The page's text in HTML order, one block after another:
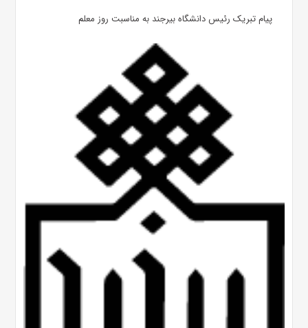
پیام تبریک رئیس دانشگاه بیرجند به مناسبت روز معلم